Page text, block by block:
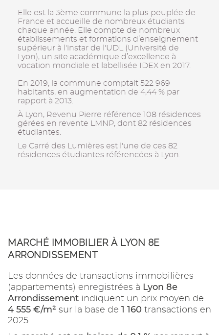
Elle est la 3ème commune la plus peuplée de
France et accueille de nombreux étudiants
chaque année. Elle compte de nombreux
établissements et formations d’enseignement
supérieur à l'instar de l'UDL (Université de
Lyon), un site académique d’excellence à
vocation mondiale et labellisée IDEX en 2017.
En 2019, la commune comptait 522 969
habitants, en augmentation de 4,44 % par
rapport à 2013.
À Lyon, Revenu Pierre référence 108 résidences
gérées en revente LMNP, dont 82 résidences
étudiantes.
Le Carré des Lumières est l'une de ces 82
résidences étudiantes référencées à Lyon.
MARCHÉ IMMOBILIER À LYON 8E
ARRONDISSEMENT
Les données de transactions immobilières
(appartements) enregistrées à Lyon 8e
Arrondissement indiquent un prix moyen de
4 555 €/m² sur la base de 1 160 transactions en
2025.